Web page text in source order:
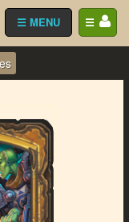
☰
☰ MENU